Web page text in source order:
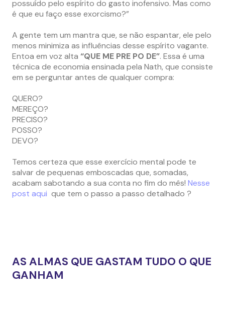
possuído pelo espírito do gasto inofensivo. Mas como
é que eu faço esse exorcismo?”
A gente tem um mantra que, se não espantar, ele pelo
menos minimiza as influências desse espírito vagante.
Entoa em voz alta “QUE ME PRE PO DE”. Essa é uma
técnica de economia ensinada pela Nath, que consiste
em se perguntar antes de qualquer compra:
QUERO?
MEREÇO?
PRECISO?
POSSO?
DEVO?
Temos certeza que esse exercício mental pode te
salvar de pequenas emboscadas que, somadas,
acabam sabotando a sua conta no fim do mês! Nesse
post aqui que tem o passo a passo detalhado ?
AS ALMAS QUE GASTAM TUDO O QUE
GANHAM